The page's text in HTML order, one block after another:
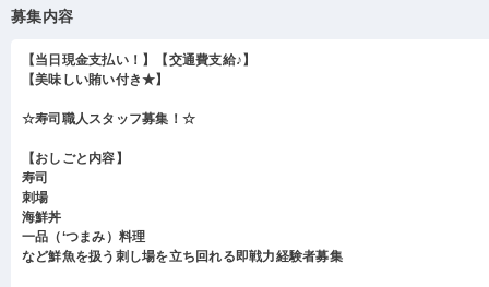
募集内容
【当日現金支払い！】【交通費支給♪】
【美味しい賄い付き★】
☆寿司職人スタッフ募集！☆
【おしごと内容】
寿司
刺場
海鮮丼
一品（‘つまみ）料理
など鮮魚を扱う刺し場を立ち回れる即戦力経験者募集